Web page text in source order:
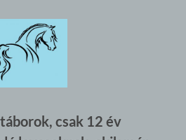
csak 12 év